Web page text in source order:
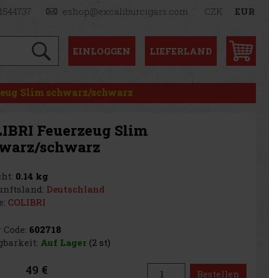
eshop@excaliburcigars.com CZK EUR
EINLOGGEN LIEFERLAND
Slim schwarz/schwarz
Feuerzeug Slim
schwarz
0.14 kg
Deutschland
COLIBRI
602718
Auf Lager(2 st)
49 € Bestellen